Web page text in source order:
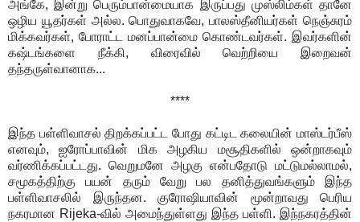
அங்கே, இன்று பெரும்பான்மையாக இருப்பது முஸ்லிம்கள் தானே
ஒழிய யூதர்கள் அல்ல. பொதுவாகவே, பாலஸ்தீனியர்கள் நெஞ்சுரம்
மிக்கவர்கள், போராட்ட மனப்பான்மை கொண்டவர்கள். இவர்களின்
கஷ்டங்களை நீக்கி, விரைவில் வெற்றியை இறைவன்
தந்தருள்வானாக...
****
இந்த பள்ளிவாசல் திறக்கப்பட்ட போது கட்டிட கலையின் மாஸ்டர்பீஸ்
எனவும், ஐரோப்பாவின் மிக அழகிய மசூதிகளில் ஒன்றாகவும்
வர்ணிக்கப்பட்டது. வெறுமனே அழகு என்பதோடு மட்டுமல்லாமல்,
சமூகத்திற்கு பயன் தரும் வேறு பல தனித்துவங்களும் இந்த
பள்ளிவாசலில் இருந்தன. குரோஷியாவின் மூன்றாவது பெரிய
நகரமான Rijeka-வில் அமைந்துள்ளது இந்த பள்ளி. இந்நகரத்தின்